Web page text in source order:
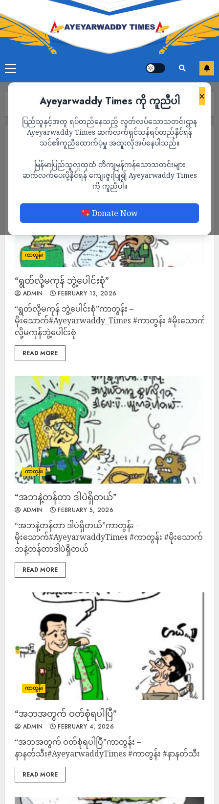
×
Ayeyarwaddy Times ကို ကူညီပါ
ပြည်သူနှင့်အတူ ရပ်တည်နေသည့် လွတ်လပ်သောသတင်းဌာန
Ayeyarwaddy Times ဆက်လက်ရှင်သန်ရပ်တည်နိုင်ရန်
သင်၏ကူညီထောက်ပံ့မှု အထူးလိုအပ်နေပါသည်။
မြန်မာပြည်သူလူထုထံ တိကျမှန်ကန်သောသတင်းများ
ဆက်လက်ပေးပို့နိုင်ရန် ကျေးဇူးပြု၍ Ayeyarwaddy Times
ကို ကူညီပါ။
Donate Now
ကာတွန်း Page 3
ကာတွန်း
ကာတွန်း
“ရွတ်လို့မကုန် ဘွဲ့ပေါင်းစုံ”
ADMIN FEBRUARY 13, 2026
“ရွတ်လို့မကုန် ဘွဲ့ပေါင်းစုံ”ကာတွန်း –
မိုးသောက်#Ayeyarwaddy_Times #ကာတွန်း #မိုးသောက် #
လို့မကုန်ဘွဲ့‌ပေါင်းစုံ
READ MORE
ကာတွန်း
“အဘနဲ့တန်တာ ဒါပဲရှိတယ်”
ADMIN FEBRUARY 5, 2026
“အဘနဲ့တန်တာ ဒါပဲရှိတယ်”ကာတွန်း –
မိုးသောက်#AyeyarwaddyTimes #ကာတွန်း #မိုးသောက် #အ
ဘနဲ့တန်တာဒါပဲရှိတယ်
READ MORE
ကာတွန်း
“အဘအတွက် ဝတ်စုံရပါပြီ”
ADMIN FEBRUARY 4, 2026
“အဘအတွက် ဝတ်စုံရပါပြီ”ကာတွန်း –
နာနတ်သီး#AyeyarwaddyTimes #ကာတွန်း #နာနတ်သီး
READ MORE